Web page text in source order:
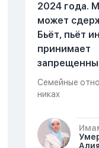
2024 года.
может
Бьёт, пьёт
принимает
вещества.
избивать
Причины
Семейные
никах
Алия